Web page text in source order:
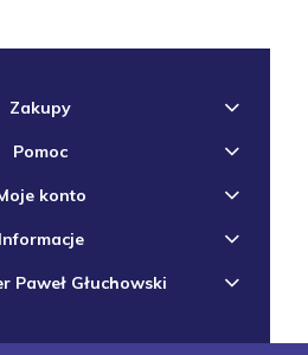
Zakupy
Pomoc
konto
Informacje
Paweł Głuchowski